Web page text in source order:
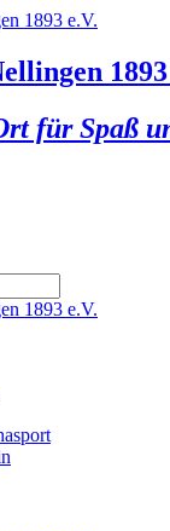
1893
für Spaß